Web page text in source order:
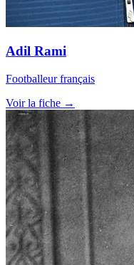
Adil Rami
Footballeur français
Voir la fiche →